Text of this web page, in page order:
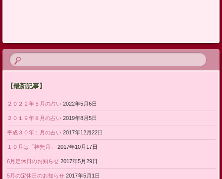
【最新記事】
２０２２年５月の占い 2022年5月6日
２０１９年８月の占い 2019年8月5日
平成３０年１月の占い 2017年12月22日
１０月は「神無月」 2017年10月17日
6月定休日のお知らせ 2017年5月29日
5月の定休日のお知らせ 2017年5月1日